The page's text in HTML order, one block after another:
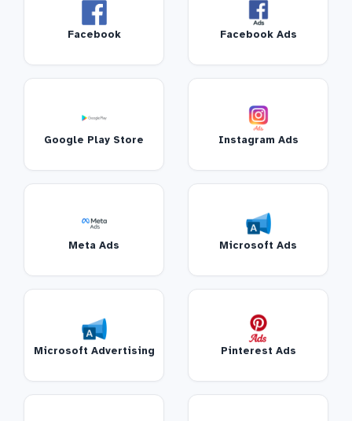
Facebook Facebook Ads
Google Play Store Instagram Ads
Meta Ads Microsoft Ads
Microsoft Advertising Pinterest Ads